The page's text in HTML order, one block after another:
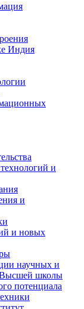
Индия
и
и
и новых
научных и
Высшей школы
потенциала